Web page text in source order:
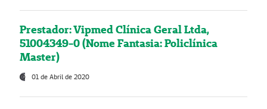
Prestador: Vipmed Clínica Geral Ltda,
51004349-0 (Nome Fantasia: Policlínica
Master)
01 de Abril de 2020